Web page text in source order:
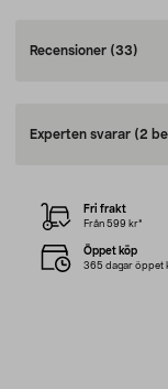
Recensioner (33)
Experten svarar (2
Fri frakt
Från 599 kr*
Öppet köp
365 dagar öppet